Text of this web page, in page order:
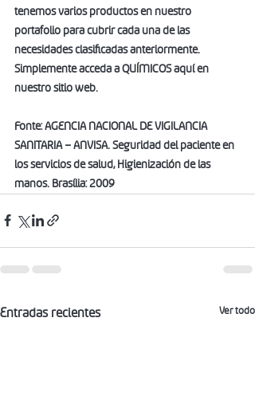
tenemos varios productos en nuestro
portafolio para cubrir cada una de las
necesidades clasificadas anteriormente.
Simplemente acceda a QUÍMICOS aquí en
nuestro sitio web.
Fonte: AGENCIA NACIONAL DE VIGILANCIA
SANITARIA – ANVISA. Seguridad del paciente en
los servicios de salud, Higienización de las
manos. Brasília: 2009
Entradas recientes Ver todo